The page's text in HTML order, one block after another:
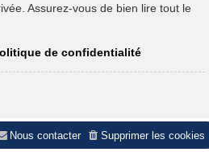
Assurez-vous de bien lire tout le
de confidentialité
Supprimer les cookies
Nous contacter